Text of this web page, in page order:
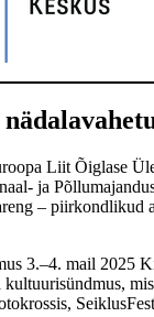
Liit Õiglase
ja
– piirkondlikud
3.–4. mail 2025